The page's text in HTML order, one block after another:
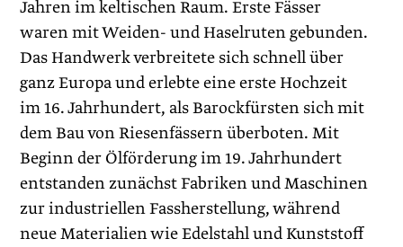
Jahren im keltischen Raum. Erste Fässer
waren mit Weiden- und Haselruten gebunden.
Das Handwerk verbreitete sich schnell über
ganz Europa und erlebte eine erste Hochzeit
im 16. Jahrhundert, als Barockfürsten sich mit
dem Bau von Riesenfässern überboten. Mit
Beginn der Ölförderung im 19. Jahrhundert
entstanden zunächst Fabriken und Maschinen
zur industriellen Fassherstellung, während
neue Materialien wie Edelstahl und Kunststoff